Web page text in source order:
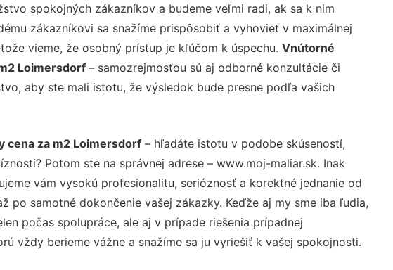
spokojných zákazníkov a budeme veľmi radi, ak sa k nim
zákazníkovi sa snažíme prispôsobiť a vyhovieť v maximálnej
vieme, že osobný prístup je kľúčom k úspechu. Vnútorné
Loimersdorf– samozrejmosťou sú aj odborné konzultácie či
aby ste mali istotu, že výsledok bude presne podľa vašich
cena za m2 Loimersdorf– hľadáte istotu v podobe skúseností,
Potom ste na správnej adrese – www.moj-maliar.sk. Inak
vám vysokú profesionalitu, serióznosť a korektné jednanie od
po samotné dokončenie vašej zákazky. Keďže aj my sme iba ľudia,
počas spolupráce, ale aj v prípade riešenia prípadnej
vždy berieme vážne a snažíme sa ju vyriešiť k vašej spokojnosti.